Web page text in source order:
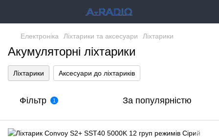
Електроніка Ліхтарики та аксесуари Ліхтарики
Акумуляторні ліхтарики
Ліхтарики Аксесуари до ліхтариків
Фільтр 1 За популярністю